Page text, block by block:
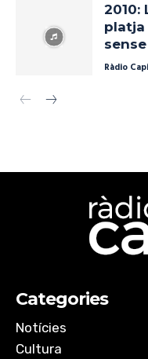
2010:
platja
Ràdio
Categories
Notícies
Cultura